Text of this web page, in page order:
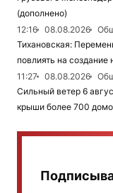
(дополнено)
12:16
08.08.2026
Тихановская:
повлиять на
11:27
08.08.2026
Сильный ветер 6
крыши более 700